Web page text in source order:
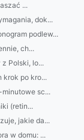
...
dok...
podlew...
ch...
Polski, lo...
krok po kro...
minutowe sc...
(retin...
jakie da...
w domu: ...